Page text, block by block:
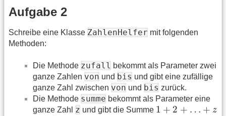
Aufgabe 2
Schreibe eine Klasse ZahlenHelfer mit folgenden
Methoden:
Die Methode zufall bekommt als Parameter zwei
ganze Zahlen von und bis und gibt eine zufällige
ganze Zahl zwischen von und bis zurück.
Die Methode summe bekommt als Parameter eine
ganze Zahl z und gibt die Summe 1 + 2 + … + z
1 + + …